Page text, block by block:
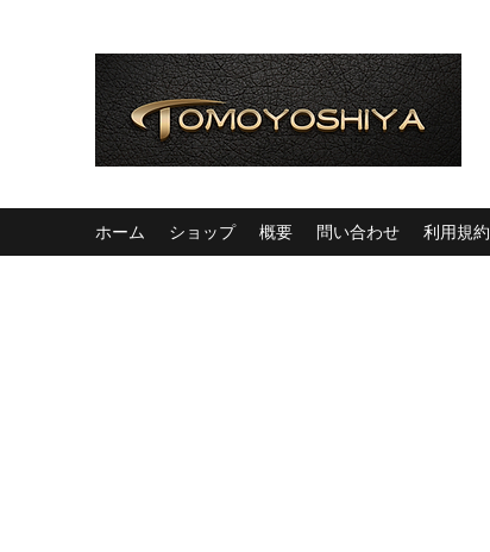
ホーム ショップ 概要 問い合わせ 利用規約